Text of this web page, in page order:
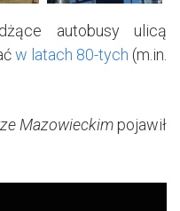
autobusy ulicą
w latach 80-tych (m.in.
Mazowieckimpojawił